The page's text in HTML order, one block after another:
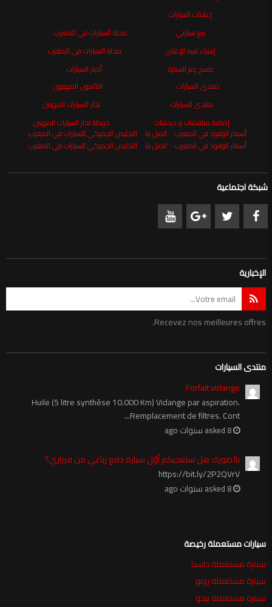
إعلانات السيارات
بيع سيارتي
إنشاء تنبيه للإعلان
مسح رمز السيارة
مجلة السيارات في المغرب
مجلة السيارات في المغرب
أخبار السيارات
منتدى السيارات
منتدى السيارات
إضافة مناقشات و دردشات
البائعون المهنيون
تجار السيارات المهنين
خريطة تجار السيارات المهنين
أسعار الوقود في المغرب اتصل بنا
التخليص الجمركي للسيارات في المغرب
أسعار الوقود في المغرب
اتصل بنا التخليص الجمركي للسيارات في المغرب
شبكة اجتماعية
الإخبارية
Recevez nos meilleures offres.
منتدى السيارات
Forfait vidange
Huile (5 litre synthèse 10.000 Km) Vidange par aspiration.
Remplacement de filtres. Cont...
بالصورة: هل ستعجبكم أوّل سيارة دفع رباعي من فيراري؟
https://bit.ly/2P2QVrV
سيارات مستعملة رخيصة
سيارة مستعملة داسيا
سيارة مستعملة رونو
سيارة مستعملة بيجو